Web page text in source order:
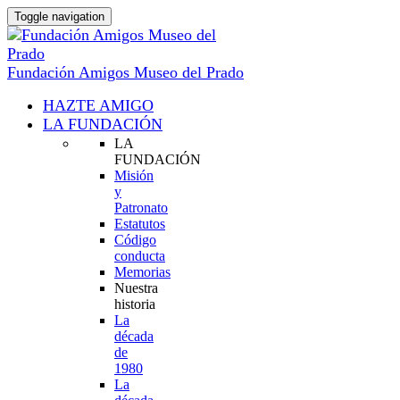
Toggle navigation
Fundación Amigos Museo del Prado
HAZTE AMIGO
LA FUNDACIÓN
LA
FUNDACIÓN
Misión
y
Patronato
Estatutos
Código
conducta
Memorias
Nuestra
historia
La
década
de
1980
La